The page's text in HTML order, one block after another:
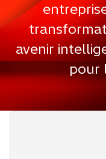
avenir
pour